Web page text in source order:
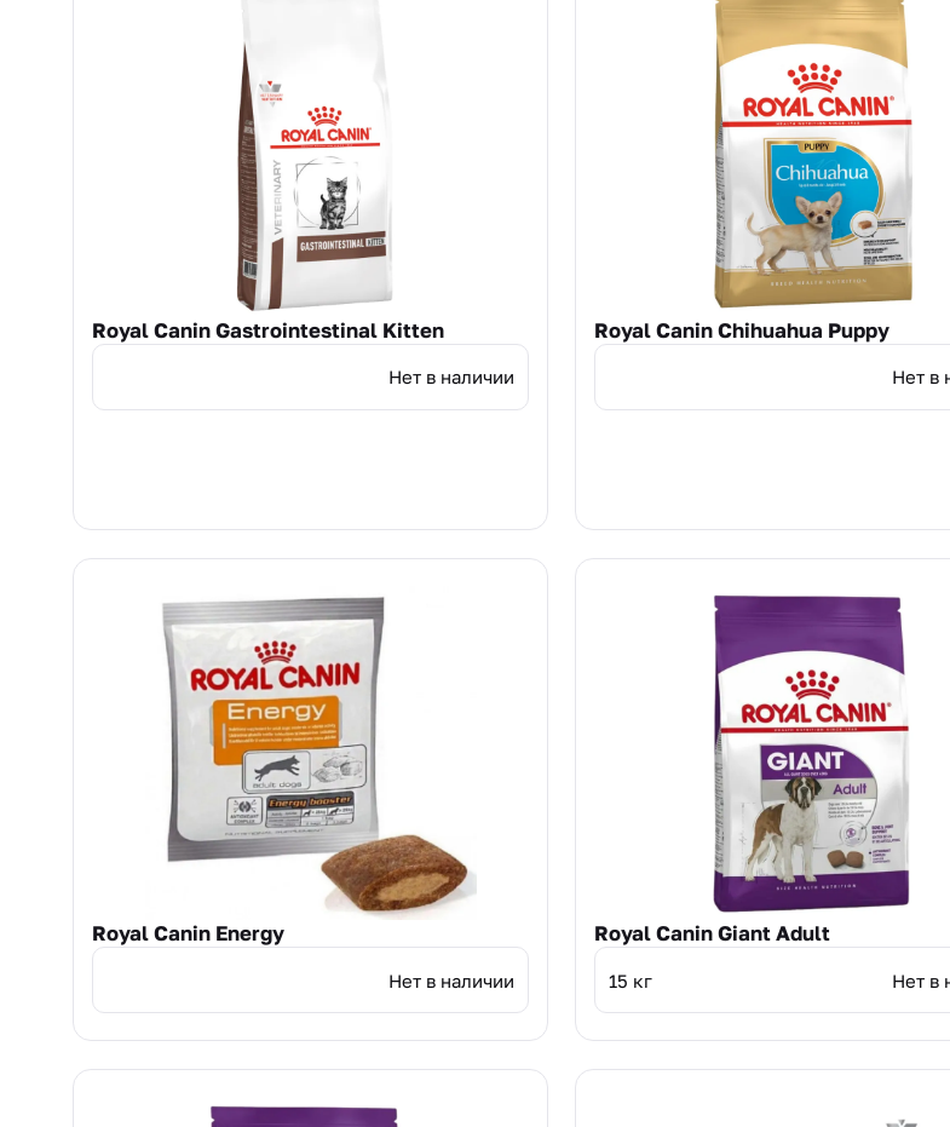
Royal Canin Gastrointestinal Kitten
Нет в наличии
Royal Canin Chihuahua Puppy
Нет в
Royal Canin Energy
Нет в наличии
Royal Canin Giant Adult
15 кг Нет в